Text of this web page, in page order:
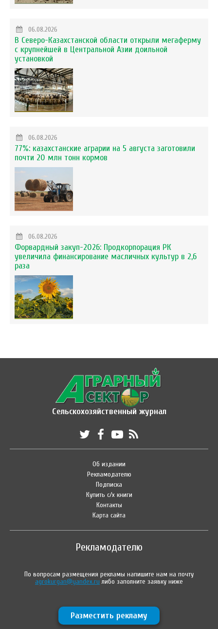
06.08.2026
В Северо-Казахстанской области открыли мегаферму
с крупнейшей в Центральной Азии доильной
установкой
06.08.2026
77%: казахстанские аграрии на 5 августа заготовили
почти 20 млн тонн кормов
06.08.2026
Форвардный закуп-2026: Продкорпорация РК
увеличила финансирование масличных культур в 2,6
раза
Сельскохозяйственный журнал
Об издании
Рекламодателю
Подписка
Купить с/х книги
Контакты
Карта сайта
Рекламодателю
По вопросам размещения рекламы напишите нам на почту
agrokurgan@yandex.ru либо заполните заявку ниже
Разместить рекламу